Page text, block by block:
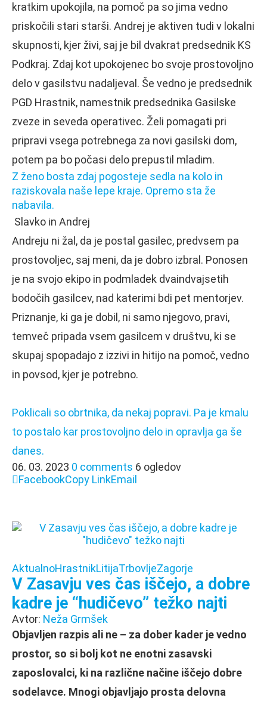
kratkim upokojila, na pomoč pa so jima vedno
priskočili stari starši. Andrej je aktiven tudi v lokalni
skupnosti, kjer živi, saj je bil dvakrat predsednik KS
Podkraj. Zdaj kot upokojenec bo svoje prostovoljno
delo v gasilstvu nadaljeval. Še vedno je predsednik
PGD Hrastnik, namestnik predsednika Gasilske
zveze in seveda operativec. Želi pomagati pri
pripravi vsega potrebnega za novi gasilski dom,
potem pa bo počasi delo prepustil mladim.
Z ženo bosta zdaj pogosteje sedla na kolo in
raziskovala naše lepe kraje. Opremo sta že
nabavila.
Slavko in Andrej
Andreju ni žal, da je postal gasilec, predvsem pa
prostovoljec, saj meni, da je dobro izbral. Ponosen
je na svojo ekipo in podmladek dvaindvajsetih
bodočih gasilcev, nad katerimi bdi pet mentorjev.
Priznanje, ki ga je dobil, ni samo njegovo, pravi,
temveč pripada vsem gasilcem v društvu, ki se
skupaj spopadajo z izzivi in hitijo na pomoč, vedno
in povsod, kjer je potrebno.
Poklicali so obrtnika, da nekaj popravi. Pa je kmalu
to postalo kar prostovoljno delo in opravlja ga še
danes.
06. 03. 2023 0 comments 6 ogledov
FacebookCopy LinkEmail
AktualnoHrastnikLitijaTrbovljeZagorje
V Zasavju ves čas iščejo, a dobre
kadre je “hudičevo” težko najti
Avtor: Neža Grmšek
Objavljen razpis ali ne – za dober kader je vedno
prostor, so si bolj kot ne enotni zasavski
zaposlovalci, ki na različne načine iščejo dobre
sodelavce. Mnogi objavljajo prosta delovna